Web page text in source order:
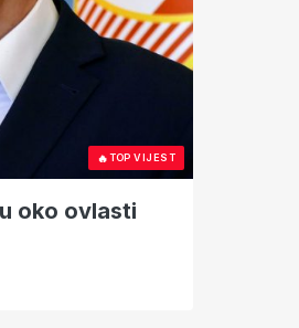
🔥TOP VIJEST
oko ovlasti